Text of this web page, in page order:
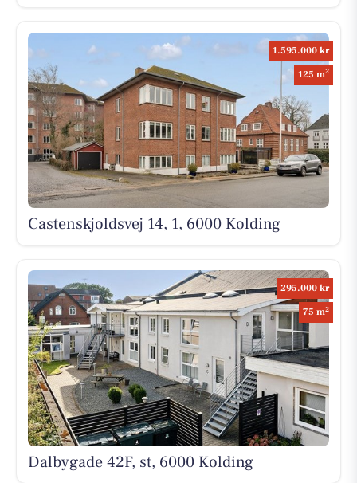
1.595.000 kr
125 m2
Castenskjoldsvej 14, 1, 6000 Kolding
295.000 kr
75 m2
Dalbygade 42F, st, 6000 Kolding